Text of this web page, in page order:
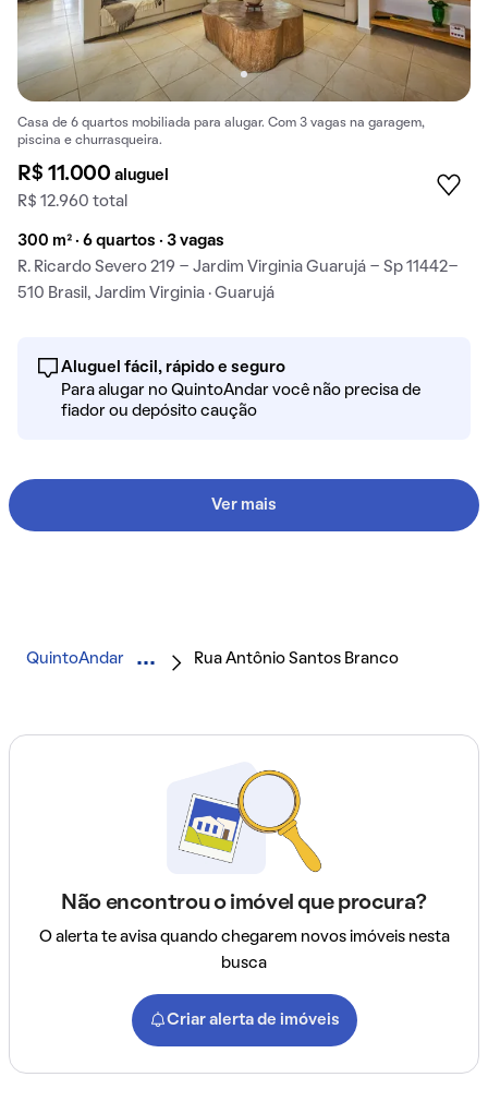
Casa de 6 quartos mobiliada para alugar. Com 3 vagas na garagem,
piscina e churrasqueira.
R$ 11.000aluguel
R$ 12.960 total
300 m² · 6 quartos · 3 vagas
R. Ricardo Severo 219 - Jardim Virginia Guarujá - Sp 11442-
510 Brasil, Jardim Virginia · Guarujá
Aluguel fácil, rápido e seguro
Para alugar no QuintoAndar você não precisa de
fiador ou depósito caução
Ver mais
QuintoAndar Rua Antônio Santos Branco
Não encontrou o imóvel que procura?
O alerta te avisa quando chegarem novos imóveis nesta
busca
Criar alerta de imóveis